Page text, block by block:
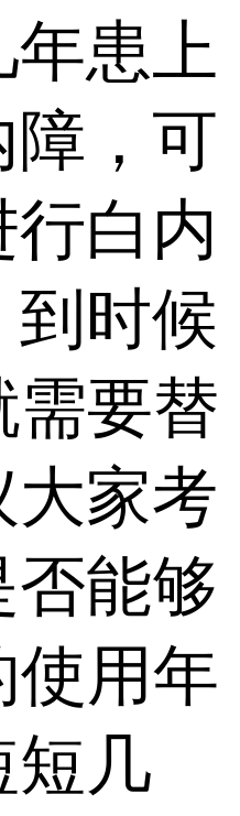
年患上
障，可
白内
到时候
要替
大家考
否能够
用年
短几